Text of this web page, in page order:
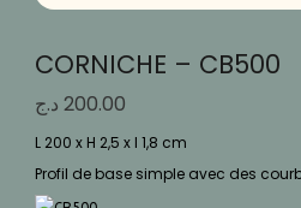
CORNICHE – CB500
200.00 د.ج
L 200 x H 2,5 x l 1,8 cm
Profil de base simple avec des